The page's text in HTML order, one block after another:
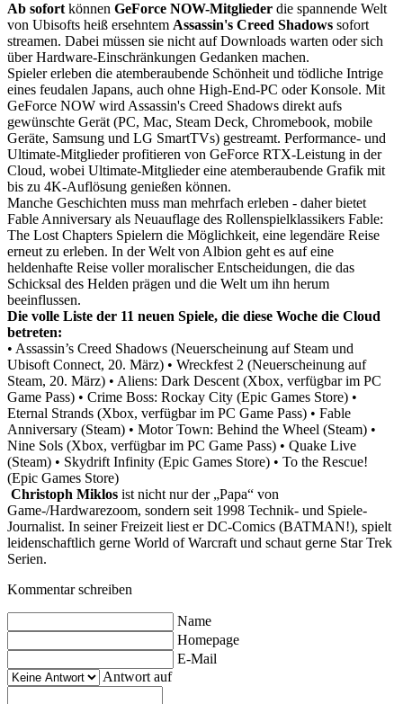
Ab sofort können GeForce NOW-Mitglieder die spannende Welt
von Ubisofts heiß ersehntem Assassin's Creed Shadows sofort
streamen. Dabei müssen sie nicht auf Downloads warten oder sich
über Hardware-Einschränkungen Gedanken machen.
Spieler erleben die atemberaubende Schönheit und tödliche Intrige
eines feudalen Japans, auch ohne High-End-PC oder Konsole. Mit
GeForce NOW wird Assassin's Creed Shadows direkt aufs
gewünschte Gerät (PC, Mac, Steam Deck, Chromebook, mobile
Geräte, Samsung und LG SmartTVs) gestreamt. Performance- und
Ultimate-Mitglieder profitieren von GeForce RTX-Leistung in der
Cloud, wobei Ultimate-Mitglieder eine atemberaubende Grafik mit
bis zu 4K-Auflösung genießen können.
Manche Geschichten muss man mehrfach erleben - daher bietet
Fable Anniversary als Neuauflage des Rollenspielklassikers Fable:
The Lost Chapters Spielern die Möglichkeit, eine legendäre Reise
erneut zu erleben. In der Welt von Albion geht es auf eine
heldenhafte Reise voller moralischer Entscheidungen, die das
Schicksal des Helden prägen und die Welt um ihn herum
beeinflussen.
Die volle Liste der 11 neuen Spiele, die diese Woche die Cloud
betreten:
• Assassin’s Creed Shadows (Neuerscheinung auf Steam und
Ubisoft Connect, 20. März) • Wreckfest 2 (Neuerscheinung auf
Steam, 20. März) • Aliens: Dark Descent (Xbox, verfügbar im PC
Game Pass) • Crime Boss: Rockay City (Epic Games Store) •
Eternal Strands (Xbox, verfügbar im PC Game Pass) • Fable
Anniversary (Steam) • Motor Town: Behind the Wheel (Steam) •
Nine Sols (Xbox, verfügbar im PC Game Pass) • Quake Live
(Steam) • Skydrift Infinity (Epic Games Store) • To the Rescue!
(Epic Games Store)
Christoph Miklos ist nicht nur der „Papa“ von
Game-/Hardwarezoom, sondern seit 1998 Technik- und Spiele-
Journalist. In seiner Freizeit liest er DC-Comics (BATMAN!), spielt
leidenschaftlich gerne World of Warcraft und schaut gerne Star Trek
Serien.
Kommentar schreiben
Name
Homepage
E-Mail
Antwort auf